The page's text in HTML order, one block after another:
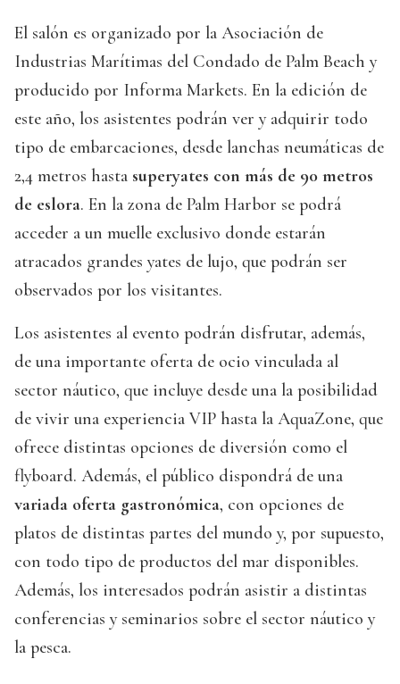
El salón es organizado por la Asociación de
Industrias Marítimas del Condado de Palm Beach y
producido por Informa Markets. En la edición de
este año, los asistentes podrán ver y adquirir todo
tipo de embarcaciones, desde lanchas neumáticas de
2,4 metros hasta superyates con más de 90 metros
de eslora. En la zona de Palm Harbor se podrá
acceder a un muelle exclusivo donde estarán
atracados grandes yates de lujo, que podrán ser
observados por los visitantes.
Los asistentes al evento podrán disfrutar, además,
de una importante oferta de ocio vinculada al
sector náutico, que incluye desde una la posibilidad
de vivir una experiencia VIP hasta la AquaZone, que
ofrece distintas opciones de diversión como el
flyboard. Además, el público dispondrá de una
variada oferta gastronómica, con opciones de
platos de distintas partes del mundo y, por supuesto,
con todo tipo de productos del mar disponibles.
Además, los interesados podrán asistir a distintas
conferencias y seminarios sobre el sector náutico y
la pesca.